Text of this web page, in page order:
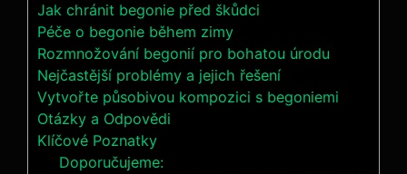
Jak chránit begonie před škůdci
Péče o begonie během zimy
Rozmnožování begonií pro bohatou úrodu
Nejčastější problémy a jejich řešení
Vytvořte působivou kompozici s begoniemi
Otázky a Odpovědi
Klíčové Poznatky
Doporučujeme: